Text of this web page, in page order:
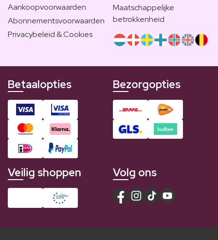
Aankoopvoorwaarden
Abonnementsvoorwaarden
Privacybeleid & Cookies
Maatschappelijke
betrokkenheid
Betaalopties Bezorgopties
Veilig shoppen Volg ons